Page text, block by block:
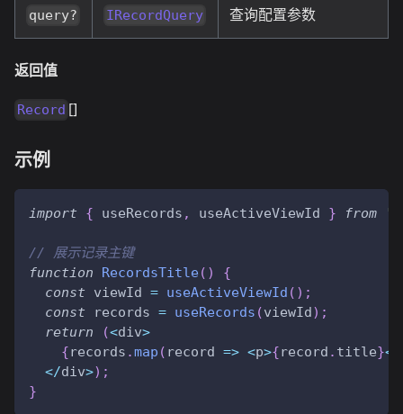
query? IRecordQuery 查询配置参数
返回值
Record []
示例
import { useRecords , useActiveViewId } from
// 展示记录主键
function
RecordsTitle( )
{
const viewId = useActiveViewId ( ) ;
const records = useRecords (viewId) ;
return
(<div>
{records .map ( record => <p>{record . title}<
</div>) ;
}